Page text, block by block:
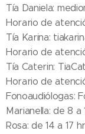
Tía Daniela:
Horario de
Tía Karina:
Horario de
Tía Caterin:
Horario de
Fonoaudiólogas:
Marianella: de 8
Rosa: de 14 a 17